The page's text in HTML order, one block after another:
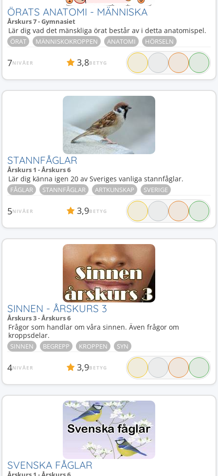
ÖRATS ANATOMI - MÄNNISKA
Årskurs 7 - Gymnasiet
Lär dig vad det mänskliga örat består av i detta anatomispel.
ÖRAT MÄNNISKOKROPPEN ANATOMI HÖRSELN
7NIVÅER 3,8BETYG
STANNFÅGLAR
Årskurs 1 - Årskurs 6
Lär dig känna igen 20 av Sveriges vanliga stannfåglar.
FÅGLAR STANNFÅGLAR ARTKUNSKAP SVERIGE
5NIVÅER 3,9BETYG
SINNEN - ÅRSKURS 3
Årskurs 3 - Årskurs 6
Frågor som handlar om våra sinnen. Även frågor om
kroppsdelar.
SINNEN BEGREPP KROPPEN SYN
4NIVÅER 3,9BETYG
SVENSKA FÅGLAR